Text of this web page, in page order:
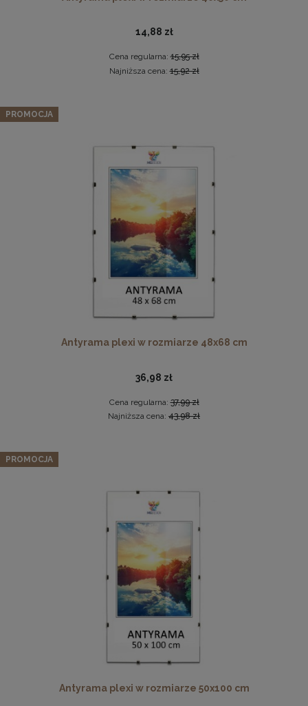
50x100 cm, brązowa
44,99 zł
DO KOSZYKA
DO KOSZYKA
Zestaw 5 szt. ramek na zdjęcia 35 x 50 cm z lakierowanego
231,79 zł
Cena regularna:243,99 zł
Najniższa cena:
DO KOSZYKA
Zestaw 3 szt. ramek na zdjęcia 20 x 25 cm niebieskich, z
85,97 zł
Cena regularna:
Najniższa cena:
90,49 zł
DO KOSZYKA
14,88 zł
Cena regularna:15,95 zł
Najniższa cena:15,92 zł
Antyrama plexi w rozmiarze 48x68 cm
36,98 zł
Cena regularna:37,99 zł
Najniższa cena: 43,98 zł
PROMOCJA
Antyrama plexi w rozmiarze 50x100 cm
PROMOCJA